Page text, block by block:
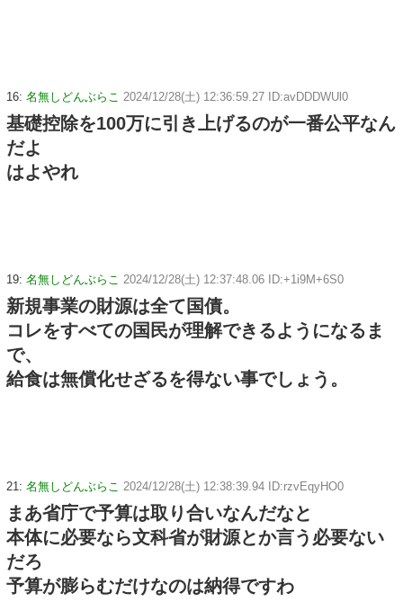
16: 名無しどんぶらこ 2024/12/28(土) 12:36:59.27 ID:avDDDWUl0
基礎控除を100万に引き上げるのが一番公平なん
だよ
はよやれ
19: 名無しどんぶらこ 2024/12/28(土) 12:37:48.06 ID:+1i9M+6S0
新規事業の財源は全て国債。
コレをすべての国民が理解できるようになるま
で、
給食は無償化せざるを得ない事でしょう。
21: 名無しどんぶらこ 2024/12/28(土) 12:38:39.94 ID:rzvEqyHO0
まあ省庁で予算は取り合いなんだなと
本体に必要なら文科省が財源とか言う必要ない
だろ
予算が膨らむだけなのは納得ですわ